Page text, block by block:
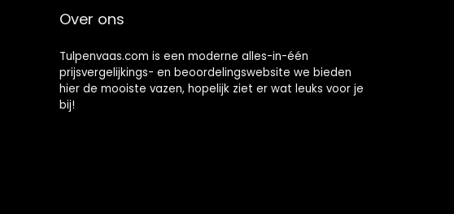
Over ons
Tulpenvaas.com is een moderne alles-in-één
prijsvergelijkings- en beoordelingswebsite we bieden
hier de mooiste vazen, hopelijk ziet er wat leuks voor je
bij!